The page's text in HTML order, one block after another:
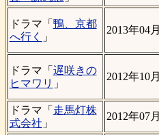
ドラマ「 鴨、京都
へ行く
」
2013年04月
ドラマ「 遅咲きの
ヒマワリ 」
2012年10月
ドラマ「 走馬灯株
式会社 」
2012年07月